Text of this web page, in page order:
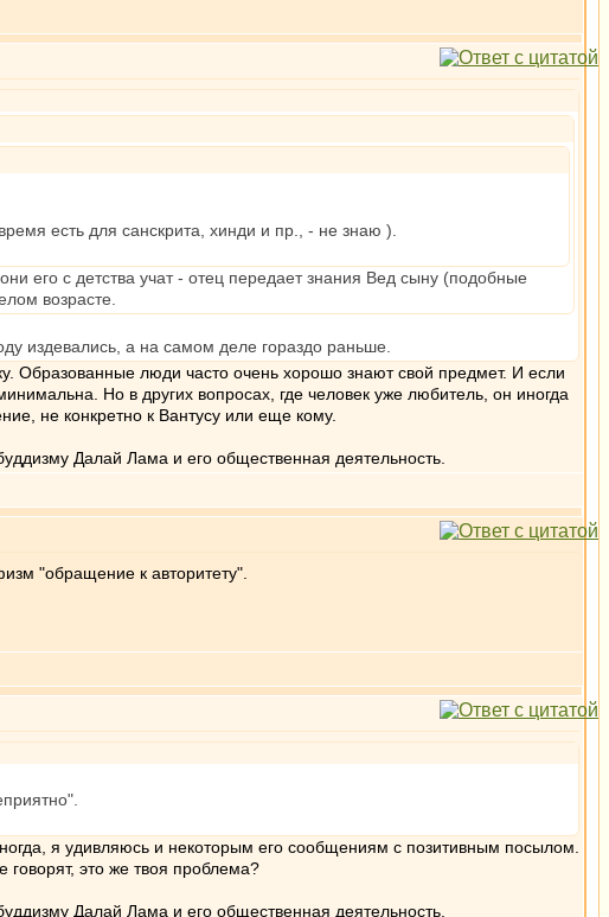
есть для санскрита, хинди и пр., - не знаю ).
его с детства учат - отец передает знания Вед сыну (подобные
возрасте.
издевались, а на самом деле гораздо раньше.
Образованные люди часто очень хорошо знают свой предмет. И если
Но в других вопросах, где человек уже любитель, он иногда
не конкретно к Вантусу или еще кому.
Далай Лама и его общественная деятельность.
"обращение к авторитету".
я удивляюсь и некоторым его сообщениям с позитивным посылом.
это же твоя проблема?
Далай Лама и его общественная деятельность.